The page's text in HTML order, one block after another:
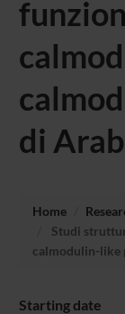
di
Home
Studi
calmodulin-like
Starting date